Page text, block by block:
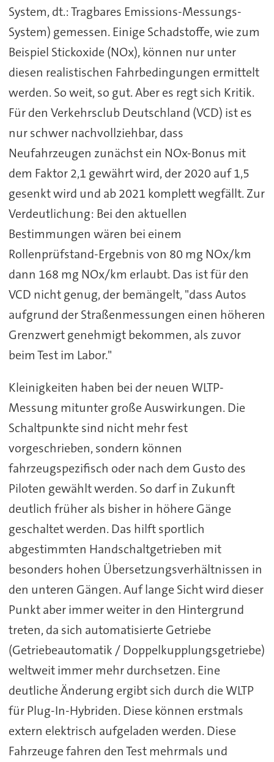
System, dt.: Tragbares Emissions-Messungs-
System) gemessen. Einige Schadstoffe, wie zum
Beispiel Stickoxide (NOx), können nur unter
diesen realistischen Fahrbedingungen ermittelt
werden. So weit, so gut. Aber es regt sich Kritik.
Für den Verkehrsclub Deutschland (VCD) ist es
nur schwer nachvollziehbar, dass
Neufahrzeugen zunächst ein NOx-Bonus mit
dem Faktor 2,1 gewährt wird, der 2020 auf 1,5
gesenkt wird und ab 2021 komplett wegfällt. Zur
Verdeutlichung: Bei den aktuellen
Bestimmungen wären bei einem
Rollenprüfstand-Ergebnis von 80 mg NOx/km
dann 168 mg NOx/km erlaubt. Das ist für den
VCD nicht genug, der bemängelt, "dass Autos
aufgrund der Straßenmessungen einen höheren
Grenzwert genehmigt bekommen, als zuvor
beim Test im Labor."
Kleinigkeiten haben bei der neuen WLTP-
Messung mitunter große Auswirkungen. Die
Schaltpunkte sind nicht mehr fest
vorgeschrieben, sondern können
fahrzeugspezifisch oder nach dem Gusto des
Piloten gewählt werden. So darf in Zukunft
deutlich früher als bisher in höhere Gänge
geschaltet werden. Das hilft sportlich
abgestimmten Handschaltgetrieben mit
besonders hohen Übersetzungsverhältnissen in
den unteren Gängen. Auf lange Sicht wird dieser
Punkt aber immer weiter in den Hintergrund
treten, da sich automatisierte Getriebe
(Getriebeautomatik / Doppelkupplungsgetriebe)
weltweit immer mehr durchsetzen. Eine
deutliche Änderung ergibt sich durch die WLTP
für Plug-In-Hybriden. Diese können erstmals
extern elektrisch aufgeladen werden. Diese
Fahrzeuge fahren den Test mehrmals und